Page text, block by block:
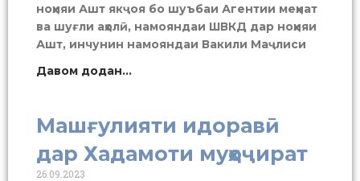
ноҳияи Ашт якҷоя бо шуъбаи Агентии меҳнат
ва шуғли аҳолӣ, намояндаи ШВКД дар ноҳияи
Ашт, инчунин намояндаи Вакили Маҷлиси
Давом додан...
Машғулияти идоравӣ
дар Хадамоти муҳоҷират
26.09.2023